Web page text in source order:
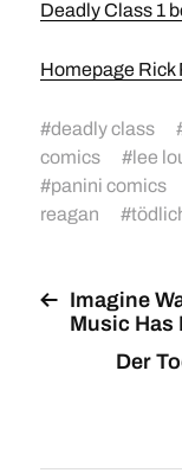
Deadly Class 1
Homepage Rick
#deadly class
comics
#lee
#panini comics
reagan
#
Imagine
Music Has
Der